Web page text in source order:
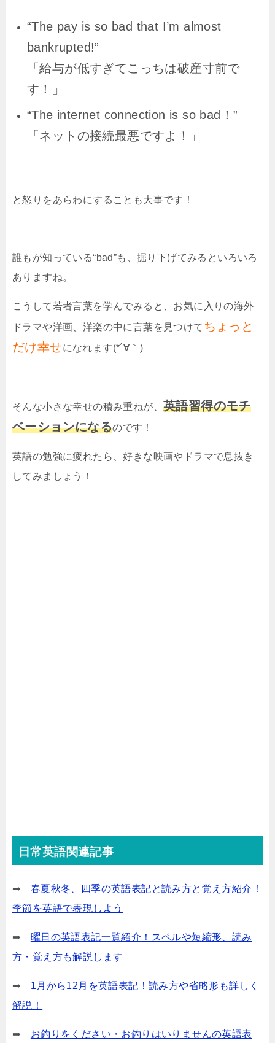
“The pay is so bad that I’m almost
bankrupted!”
「給与が低すぎてこっちは破産寸前で
す！」
“The internet connection is so bad！”
「ネットの接続最悪ですよ！」
と怒りをあらわにすることも大事です！
誰もが知っている“bad”も、掘り下げてみるといろいろ
ありますね。
こうして若者言葉を学んでみると、お気に入りの海外
ドラマや洋画、洋楽の中に言葉を見つけて ちょっと
だけ幸せになれます(*´∀｀)
そんな小さな幸せの積み重ねが、 英語習得のモチ
ベーションになるのです！
英語の勉強に疲れたら、好きな映画やドラマで息抜き
してみましょう！
日常英語関連記事
➡ 春夏秋冬、四季の英語表記と読み方と覚え方紹介！
季節を英語で表現しよう
➡ 曜日の英語表記一覧紹介！スペルや短縮形、読み
方・覚え方も解説します
➡ 1月から12月を英語表記！読み方や省略形も詳しく
解説！
➡ お釣りをください・お釣りはいりませんの英語表